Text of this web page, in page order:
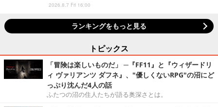
2026.8.7 Fri 16:00
ランキングをもっと見る
トピックス
「冒険は楽しいものだ」 ─『FF11』と『ウィザードリ
ィ ヴァリアンツ ダフネ』、"優しくないRPG"の沼にど
っぷり沈んだ4人の話
ふたつの沼の住人たちが語る奥深さとは。